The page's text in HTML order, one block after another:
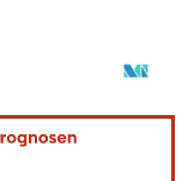
Namensnennung gemäß